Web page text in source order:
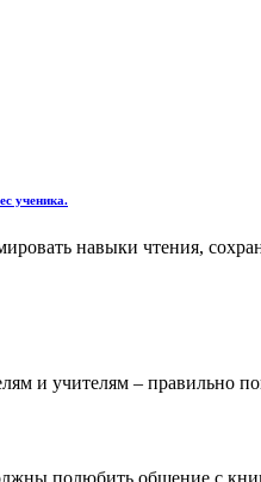
ученика.
навыки чтения,
и учителям –